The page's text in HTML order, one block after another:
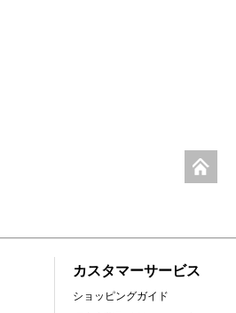
カスタマーサービス
ショッピングガイド